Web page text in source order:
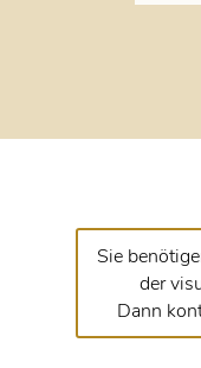
Sie
der
Dann